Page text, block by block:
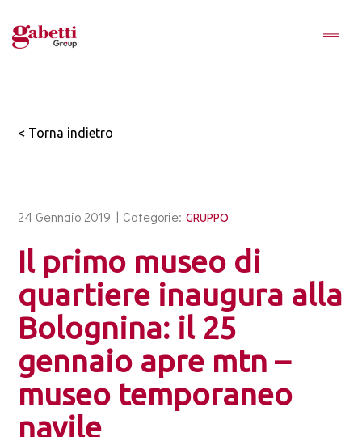
< Torna indietro
24 Gennaio 2019 | Categorie: GRUPPO
Il primo museo di
quartiere inaugura alla
Bolognina: il 25
gennaio apre mtn –
museo temporaneo
navile